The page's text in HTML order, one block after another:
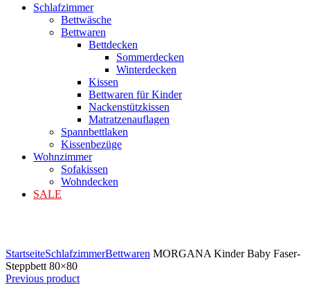
Schlafzimmer
Bettwäsche
Bettwaren
Bettdecken
Sommerdecken
Winterdecken
Kissen
Bettwaren für Kinder
Nackenstützkissen
Matratzenauflagen
Spannbettlaken
Kissenbezüge
Wohnzimmer
Sofakissen
Wohndecken
SALE
StartseiteSchlafzimmerBettwaren MORGANA Kinder Baby Faser-
Steppbett 80×80
Previous product